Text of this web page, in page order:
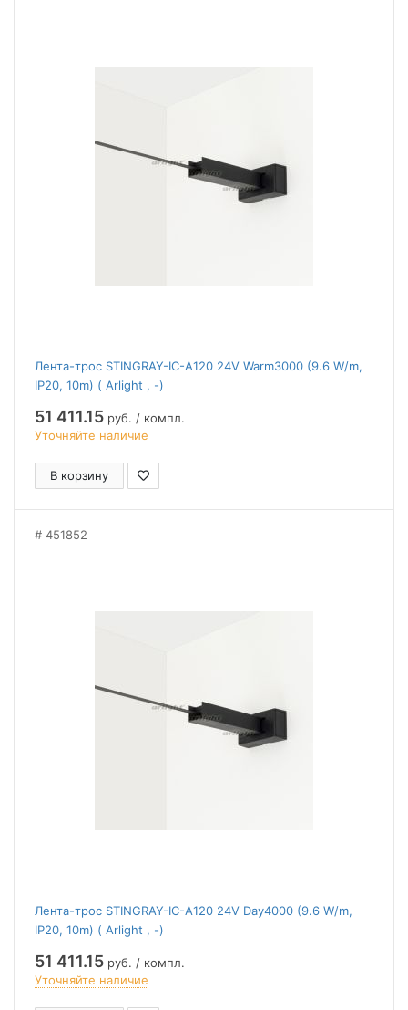
Лента-трос STINGRAY-IC-A120 24V Warm3000 (9.6 W/m,
IP20, 10m) ( Arlight , -)
51 411.15 руб. / компл.
Уточняйте наличие
В корзину
451852
Лента-трос STINGRAY-IC-A120 24V Day4000 (9.6 W/m,
IP20, 10m) ( Arlight , -)
51 411.15 руб. / компл.
Уточняйте наличие